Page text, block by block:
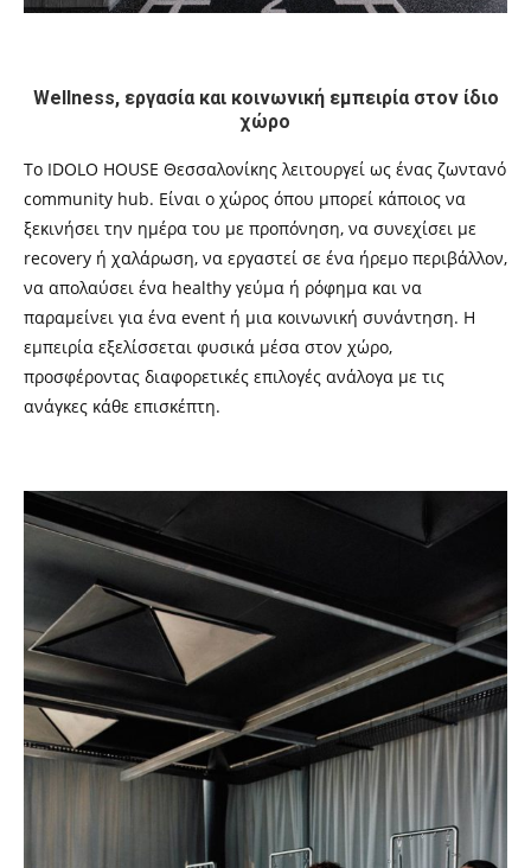
Wellness, εργασία και κοινωνική εμπειρία στον ίδιο
χώρο
Το IDOLO HOUSE Θεσσαλονίκης λειτουργεί ως ένας ζωντανό
community hub. Είναι ο χώρος όπου μπορεί κάποιος να
ξεκινήσει την ημέρα του με προπόνηση, να συνεχίσει με
recovery ή χαλάρωση, να εργαστεί σε ένα ήρεμο περιβάλλον,
να απολαύσει ένα healthy γεύμα ή ρόφημα και να
παραμείνει για ένα event ή μια κοινωνική συνάντηση. Η
εμπειρία εξελίσσεται φυσικά μέσα στον χώρο,
προσφέροντας διαφορετικές επιλογές ανάλογα με τις
ανάγκες κάθε επισκέπτη.